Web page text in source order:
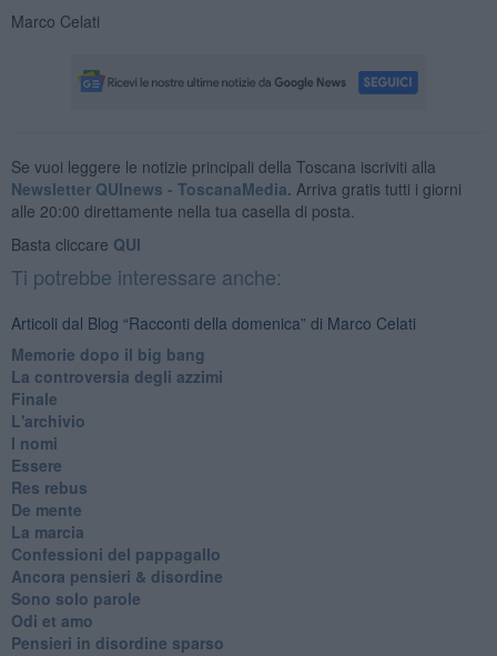
Marco Celati
Se vuoi leggere le notizie principali della Toscana iscriviti alla
Newsletter QUInews - ToscanaMedia. Arriva gratis tutti i giorni
alle 20:00 direttamente nella tua casella di posta.
Basta cliccare QUI
Ti potrebbe interessare anche:
Articoli dal Blog “Racconti della domenica” di Marco Celati
Memorie dopo il big bang
La controversia degli azzimi
Finale
L'archivio
I nomi
Essere
Res rebus
De mente
La marcia
Confessioni del pappagallo
Ancora pensieri & disordine
Sono solo parole
Odi et amo
Pensieri in disordine sparso